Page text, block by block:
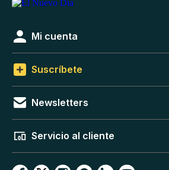
Mi cuenta
Suscríbete
Newsletters
Servicio al cliente